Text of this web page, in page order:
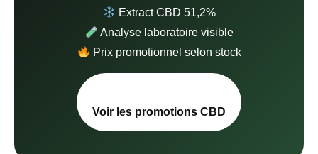
Extract CBD 51,2%
Analyse laboratoire visible
Prix promotionnel selon stock
Voir les promotions CBD